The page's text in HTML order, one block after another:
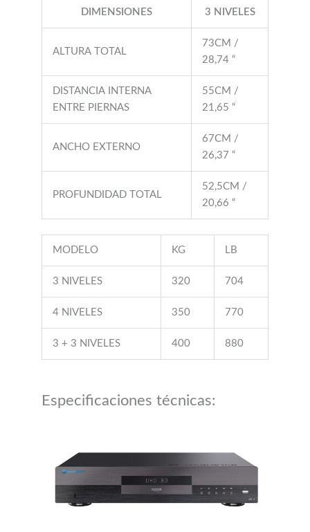
73CM /
28,74 “
ENTRE PIERNAS
55CM /
21,65 “
67CM /
26,37 “
52,5CM /
20,66 “
MODELO KG LB
3 NIVELES 320 704
4 NIVELES 350 770
3 + 3 NIVELES 400 880